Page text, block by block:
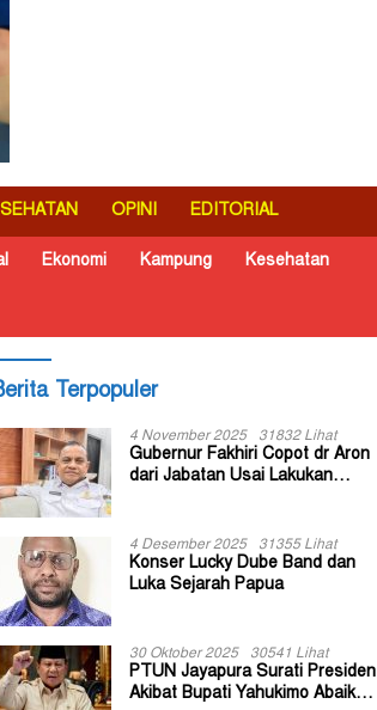
OPINI EDITORIAL
Ekonomi Kampung Kesehatan
Terpopuler
4 November 2025 31832 Lihat
Gubernur Fakhiri Copot dr Aron
dari Jabatan Usai Lakukan
4 Desember 2025 31355 Lihat
Konser Lucky Dube Band dan
Luka Sejarah Papua
30 Oktober 2025 30541 Lihat
PTUN Jayapura Surati Presiden
Akibat Bupati Yahukimo Abaikan